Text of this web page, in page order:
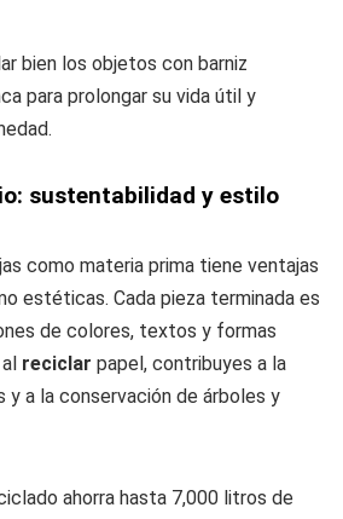
bien los objetos con barniz
para prolongar su vida útil y
sustentabilidad y estilo
como materia prima tiene ventajas
estéticas. Cada pieza terminada es
de colores, textos y formas
reciclar papel, contribuyes a la
y a la conservación de árboles y
ahorra hasta 7,000 litros de